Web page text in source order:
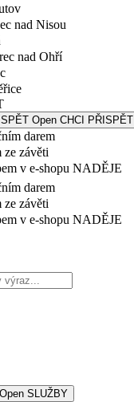
nad Nisou
nad Ohří
Open CHCI PŘISPĚT
darem
ze závěti
v e-shopu NADĚJE
darem
ze závěti
v e-shopu NADĚJE
Open SLUŽBY